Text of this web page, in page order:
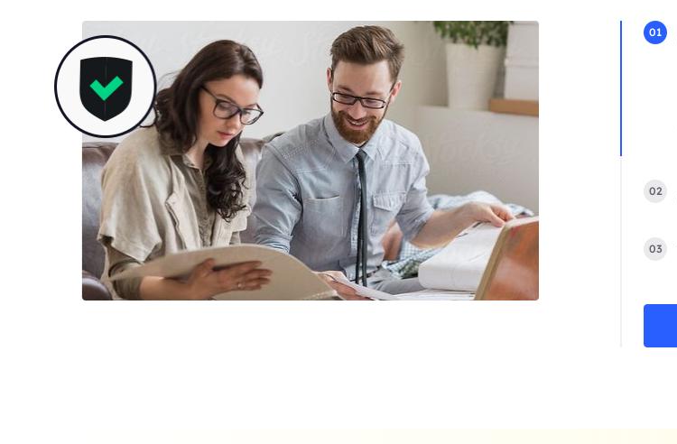
01
02
03